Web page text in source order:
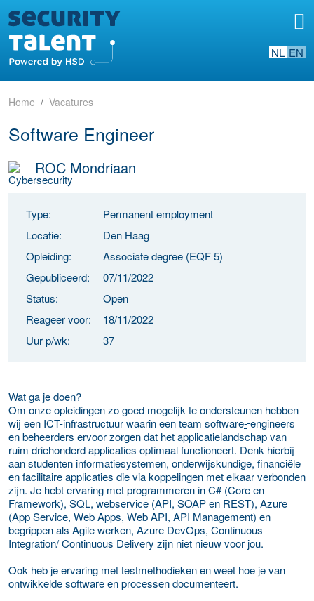
NL EN
Home Vacatures
Software Engineer
ROC Mondriaan
Type:
Permanent employment
Locatie:
Den Haag
Opleiding:
Associate degree (EQF 5)
Gepubliceerd:
07/11/2022
Status:
Open
Reageer voor:
18/11/2022
Uur p/wk:
37
Wat ga je doen?
Om onze opleidingen zo goed mogelijk te ondersteunen hebben
wij een ICT-infrastructuur waarin een team software-engineers
en beheerders ervoor zorgen dat het applicatielandschap van
ruim driehonderd applicaties optimaal functioneert. Denk hierbij
aan studenten informatiesystemen, onderwijskundige, financiële
en facilitaire applicaties die via koppelingen met elkaar verbonden
zijn. Je hebt ervaring met programmeren in C# (Core en
Framework), SQL, webservice (API, SOAP en REST), Azure
(App Service, Web Apps, Web API, API Management) en
begrippen als Agile werken, Azure DevOps, Continuous
Integration/ Continuous Delivery zijn niet nieuw voor jou.
Ook heb je ervaring met testmethodieken en weet hoe je van
ontwikkelde software en processen documenteert.